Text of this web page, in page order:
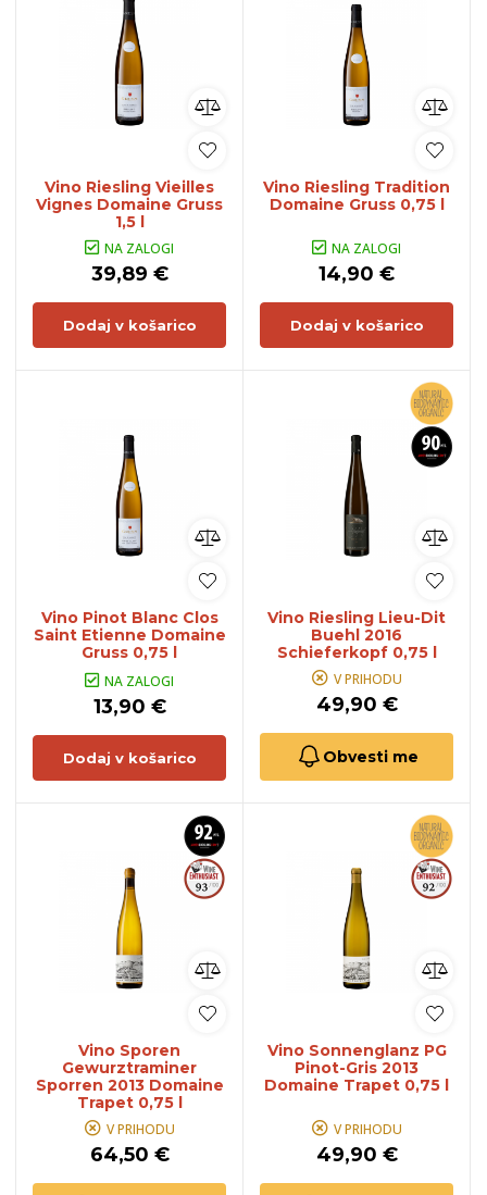
Vino Riesling Vieilles
Vignes Domaine Gruss
1,5 l
NA ZALOGI
39,89 €
Dodaj v košarico
Vino Riesling Tradition
Domaine Gruss 0,75 l
NA ZALOGI
14,90 €
Dodaj v košarico
Vino Pinot Blanc Clos
Saint Etienne Domaine
Gruss 0,75 l
NA ZALOGI
13,90 €
Dodaj v košarico
Vino Riesling Lieu-Dit
Buehl 2016
Schieferkopf 0,75 l
V PRIHODU
49,90 €
Obvesti me
Vino Sporen
Gewurztraminer
Sporren 2013 Domaine
Trapet 0,75 l
V PRIHODU
64,50 €
Vino Sonnenglanz PG
Pinot-Gris 2013
Domaine Trapet 0,75 l
V PRIHODU
49,90 €